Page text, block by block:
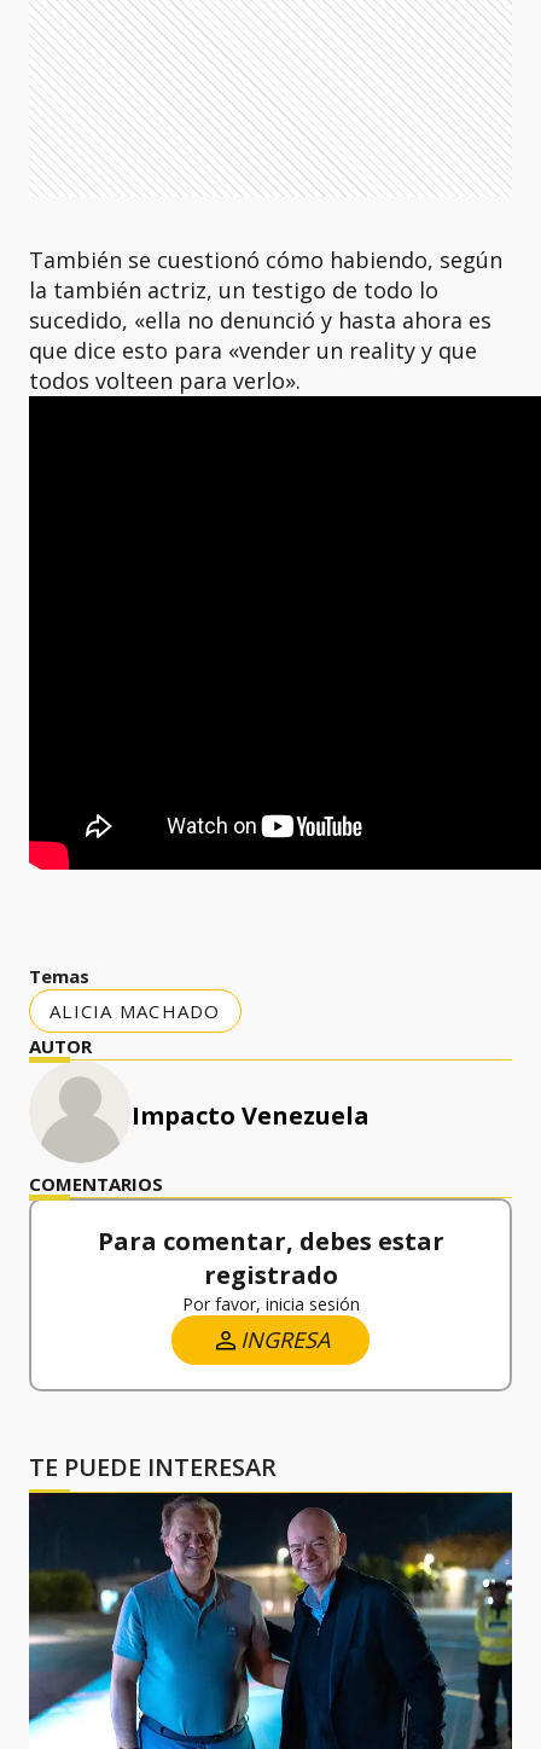
También se cuestionó cómo habiendo, según
la también actriz, un testigo de todo lo
sucedido, «ella no denunció y hasta ahora es
que dice esto para «vender un reality y que
todos volteen para verlo».
Temas
ALICIA MACHADO
AUTOR
Impacto Venezuela
COMENTARIOS
Para comentar, debes estar
registrado
Por favor, inicia sesión
INGRESA
TE PUEDE INTERESAR